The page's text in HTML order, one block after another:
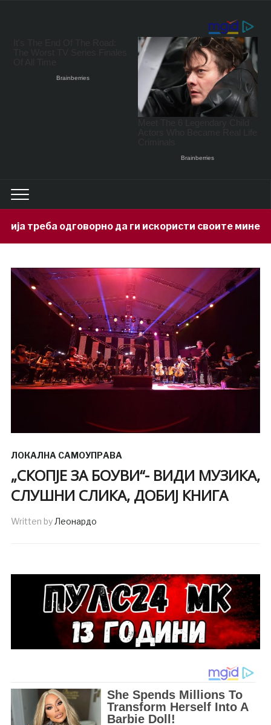
да ги искористи своите минерални богатства
ЛОКАЛНА САМОУПРАВА
„СКОПЈЕ ЗА БОУВИ“- ВИДИ МУЗИКА,
СЛУШНИ СЛИКА, ДОБИЈ КНИГА
Written byЛеонардо